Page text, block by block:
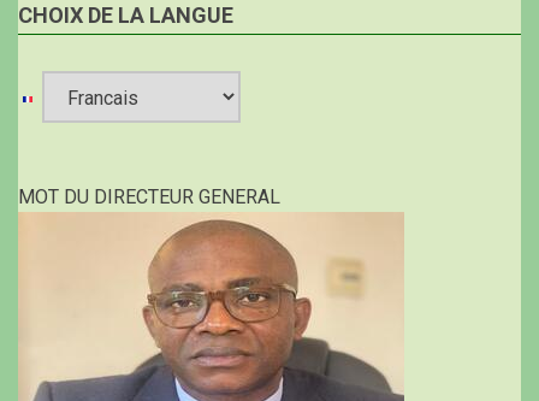
CHOIX DE LA LANGUE
language
MOT DU DIRECTEUR GENERAL